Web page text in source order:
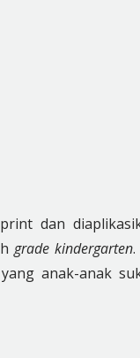
dan
grade kindergarten
anak-anak